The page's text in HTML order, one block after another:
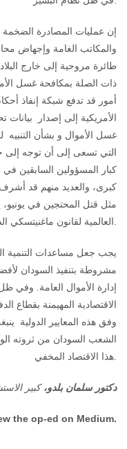
إن عمليات المصادرة الضخمة
والمكاتب الغامة وإجهاض
طائرة مروحية إلى خارج
ذات الصلة بمكافحة غسل
أمور قد تدفع شبكة إنفاذ
الأمريكية إلى إصدار
غسل الأموال و بشأن
التي تسعى إلى أن توجه إلى
كبار المسؤولين السابقين
كبرى، والعديد منهم قد أشرف
مثل قتل المحتجين في
يجب جعل مساعدات التنمية
مشروطة بتنفيذ السودان
إدارة الأموال العامة. وفي
الاقتصادية المهيمنة بقطاع
وفق هذه المعايير الدولية
الشعب السودان من ثروته
دكتور سلمان بلدو،كبير
the op-ed on Medium.